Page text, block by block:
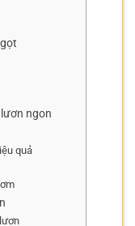
ngon
quả